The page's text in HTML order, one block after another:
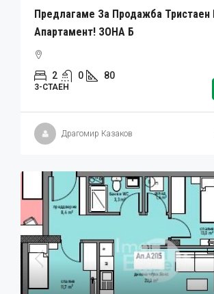
Предлагаме За Продажба Тристаен
Апартамент! ЗОНА Б
2 0 80
3-СТАЕН
Драгомир Казаков